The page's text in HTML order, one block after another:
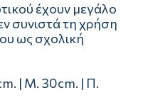
έχουν μεγάλο
συνιστά τη χρήση
ως σχολική
| Μ. 30cm. | Π.